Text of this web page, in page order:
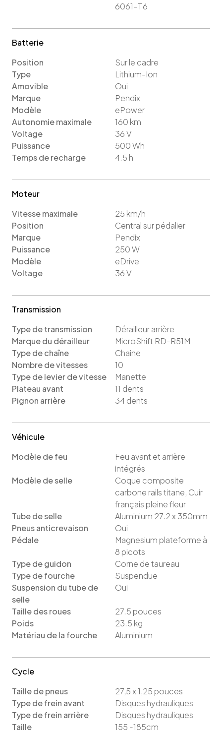
6061-T6
Batterie
Position
Sur le cadre
Type
Lithium-Ion
Amovible
Oui
Marque
Pendix
Modèle
ePower
Autonomie maximale
160 km
Voltage
36V
Puissance
500Wh
Temps de recharge
4.5 h
Moteur
Vitesse maximale
25 km/h
Position
Central sur pédalier
Marque
Pendix
Puissance
250W
Modèle
eDrive
Voltage
36V
Transmission
Type de transmission
Dérailleur arrière
Marque du dérailleur
MicroShift RD-R51M
Type de chaîne
Chaine
Nombre de vitesses
10
Type de levier de vitesse
Manette
Plateau avant
11 dents
Pignon arrière
34dents
Véhicule
Modèle de feu
Feu avant et arrière
intégrés
Modèle de selle
Coque composite
carbone rails titane, Cuir
français pleine fleur
Tube de selle
Aluminium 27.2 x 350mm
Pneus anticrevaison
Oui
Pédale
Magnesium plateforme à
8 picots
Type de guidon
Corne de taureau
Type de fourche
Suspendue
Suspension du tube de
selle
Oui
Taille des roues 27.5 pouces
Poids
23.5 kg
Matériau de la fourche
Aluminium
Cycle
Taille de pneus
27,5 x 1,25 pouces
Type de frein avant
Disques hydrauliques
Type de frein arrière
Disques hydrauliques
Taille
155 -185cm